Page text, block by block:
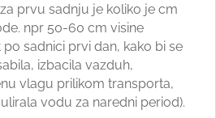
prvu sadnju je koliko je cm
npr 50-60 cm visine
sadnici prvi dan, kako bi se
izbacila vazduh,
vlagu prilikom transporta,
vodu za naredni period).